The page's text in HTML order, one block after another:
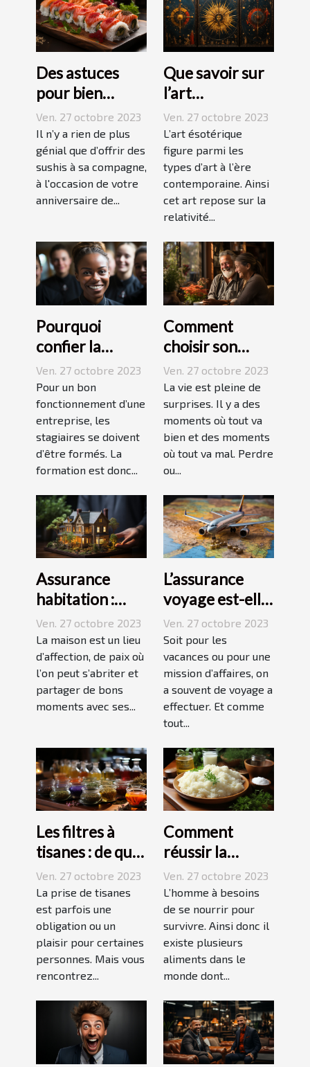
Des astuces
pour bien
réussir ses
sushis !
Ven. 27 octobre 2023
Il n’y a rien de plus
génial que d’offrir des
sushis à sa compagne,
à l'occasion de votre
anniversaire de...
Que savoir sur
l’art
ésotérique ?
Ven. 27 octobre 2023
L’art ésotérique
figure parmi les
types d’art à l’ère
contemporaine. Ainsi
cet art repose sur la
relativité...
Pourquoi
confier la
formation de
ses stagiaires à
JP2A-Génèse ?
Ven. 27 octobre 2023
Pour un bon
fonctionnement d’une
entreprise, les
stagiaires se doivent
d’être formés. La
formation est donc...
Comment
choisir son
assurance
Dépendance ?
Ven. 27 octobre 2023
La vie est pleine de
surprises. Il y a des
moments où tout va
bien et des moments
où tout va mal. Perdre
ou...
Assurance
habitation :
comment ça
marche ?
Ven. 27 octobre 2023
La maison est un lieu
d’affection, de paix où
l’on peut s’abriter et
partager de bons
moments avec ses...
L’assurance
voyage est-elle
avantageuse ?
Ven. 27 octobre 2023
Soit pour les
vacances ou pour une
mission d’affaires, on
a souvent de voyage a
effectuer. Et comme
tout...
Les filtres à
tisanes : de quoi
s’agit-il ?
Ven. 27 octobre 2023
La prise de tisanes
est parfois une
obligation ou un
plaisir pour certaines
personnes. Mais vous
rencontrez...
Comment
réussir la
préparation du
riz ?
Ven. 27 octobre 2023
L’homme à besoins
de se nourrir pour
survivre. Ainsi donc il
existe plusieurs
aliments dans le
monde dont...